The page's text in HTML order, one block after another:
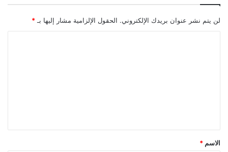
لن يتم نشر عنوان بريدك الإلكتروني. الحقول الإلزامية مشار إليها بـ *
ق
*
الاسم *